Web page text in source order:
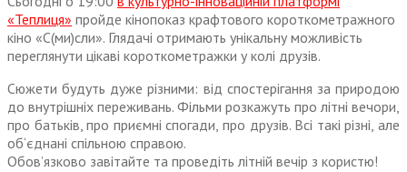
«Теплиця» пройде кінопоказ крафтового короткометражного
кіно «С(ми)сли». Глядачі отримають унікальну можливість
переглянути цікаві короткометражки у колі друзів.
Сюжети будуть дуже різними: від спостерігання за природою
до внутрішніх переживань. Фільми розкажуть про літні вечори,
про батьків, про приємні спогади, про друзів. Всі такі різні, але
об‘єднані спільною справою.
Обов’язково завітайте та проведіть літній вечір з користю!